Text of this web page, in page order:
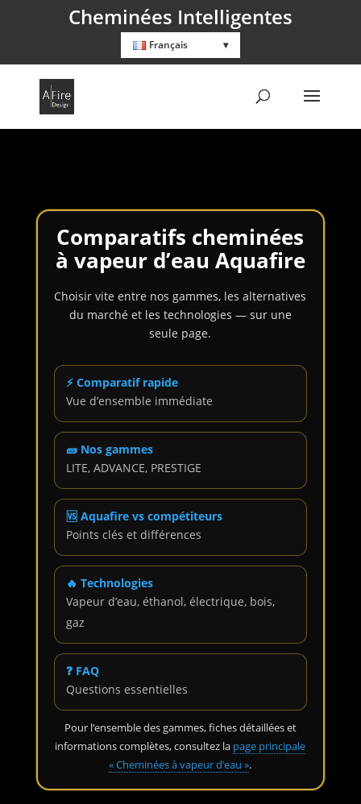
Français
Cheminées Intelligentes
Comparatifs cheminées
à vapeur d’eau Aquafire
Choisir vite entre nos gammes, les alternatives
du marché et les technologies — sur une
seule page.
⚡ Comparatif rapide
Vue d’ensemble immédiate
🧱 Nos gammes
LITE, ADVANCE, PRESTIGE
🆚 Aquafire vs compétiteurs
Points clés et différences
🔥 Technologies
Vapeur d’eau, éthanol, électrique, bois,
gaz
❓ FAQ
Questions essentielles
Pour l’ensemble des gammes, fiches détaillées et
informations complètes, consultez la page principale
« Cheminées à vapeur d’eau ».